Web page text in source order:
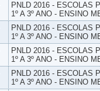
PNLD 2016 - ESCOLAS
1º A 3º ANO - ENSINO
PNLD 2016 - ESCOLAS
1º A 3º ANO - ENSINO
PNLD 2016 - ESCOLAS
1º A 3º ANO - ENSINO
PNLD 2016 - ESCOLAS
1º A 3º ANO - ENSINO